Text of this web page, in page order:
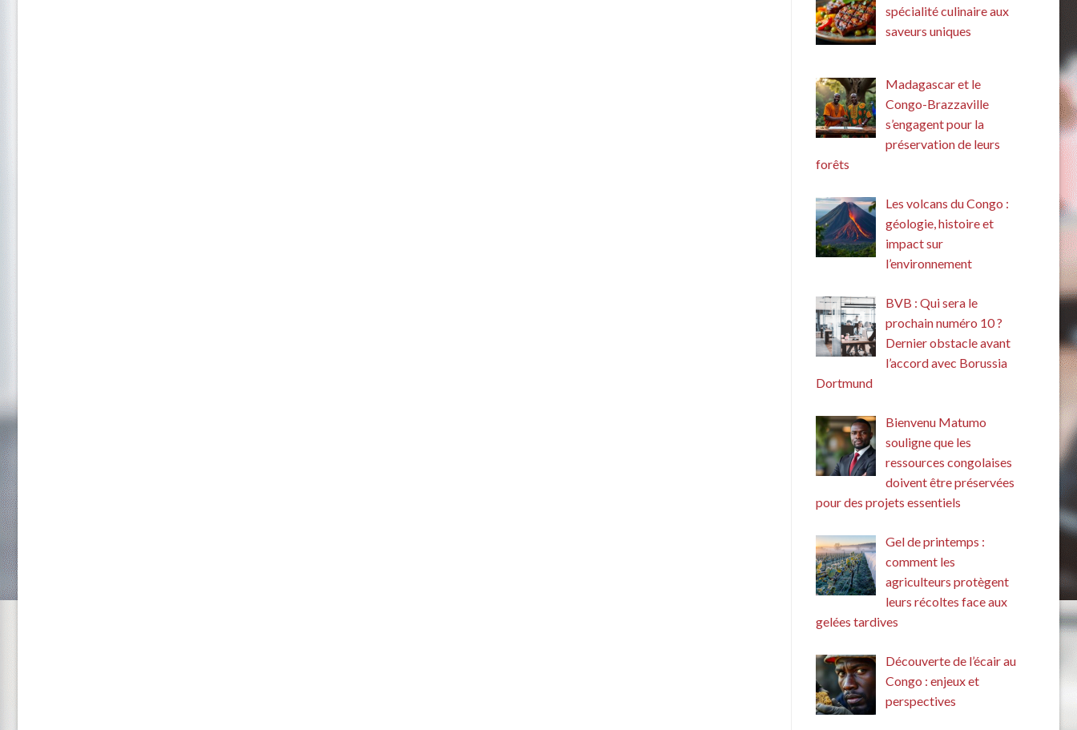
spécialité culinaire aux
saveurs uniques
Madagascar et le
Congo-Brazzaville
s’engagent pour la
préservation de leurs
forêts
Les volcans du Congo :
géologie, histoire et
impact sur
l’environnement
BVB : Qui sera le
prochain numéro 10 ?
Dernier obstacle avant
l’accord avec Borussia
Dortmund
Bienvenu Matumo
souligne que les
ressources congolaises
doivent être préservées
pour des projets essentiels
Gel de printemps :
comment les
agriculteurs protègent
leurs récoltes face aux
gelées tardives
Découverte de l’écair au
Congo : enjeux et
perspectives